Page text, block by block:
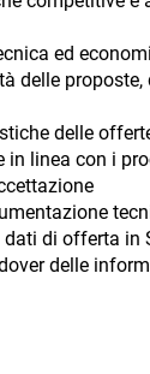
ed
delle
delle
in linea con i
di offerta in
delle